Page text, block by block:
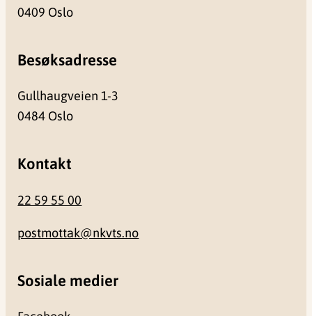
0409 Oslo
Besøksadresse
Gullhaugveien 1-3
0484 Oslo
Kontakt
22 59 55 00
postmottak@nkvts.no
Sosiale medier